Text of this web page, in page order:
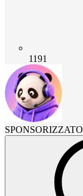
1191
SPONSORIZZATO